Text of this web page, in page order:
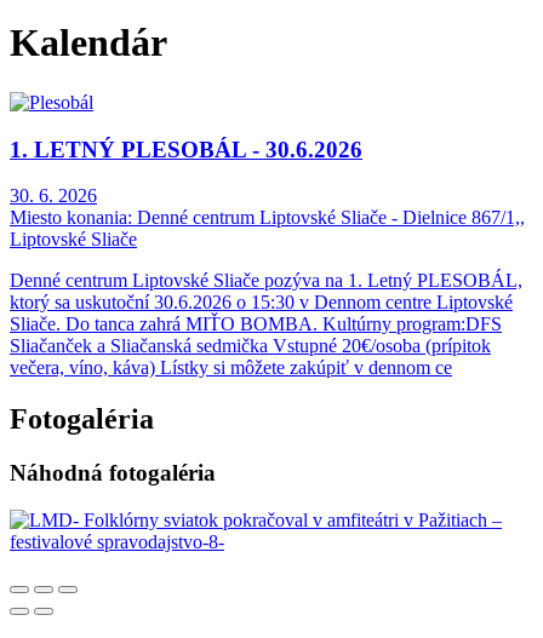
Kalendár
1. LETNÝ PLESOBÁL - 30.6.2026
30. 6. 2026
Miesto konania: Denné centrum Liptovské Sliače - Dielnice 867/1,,
Liptovské Sliače
Denné centrum Liptovské Sliače pozýva na 1. Letný PLESOBÁL,
ktorý sa uskutoční 30.6.2026 o 15:30 v Dennom centre Liptovské
Sliače. Do tanca zahrá MIŤO BOMBA. Kultúrny program:DFS
Sliačanček a Sliačanská sedmička Vstupné 20€/osoba (prípitok
večera, víno, káva) Lístky si môžete zakúpiť v dennom ce
Fotogaléria
Náhodná fotogaléria